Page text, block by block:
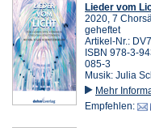
Lieder vom
2020, 7
geheftet
Artikel-Nr.:
ISBN 978-3-
085-3
Musik: Julia
Mehr
Empfehlen: